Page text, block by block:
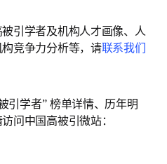
引学者及机构人才画像、人
竞争力分析等，请联系我们
引学者” 榜单详情、历年明
问中国高被引微站：